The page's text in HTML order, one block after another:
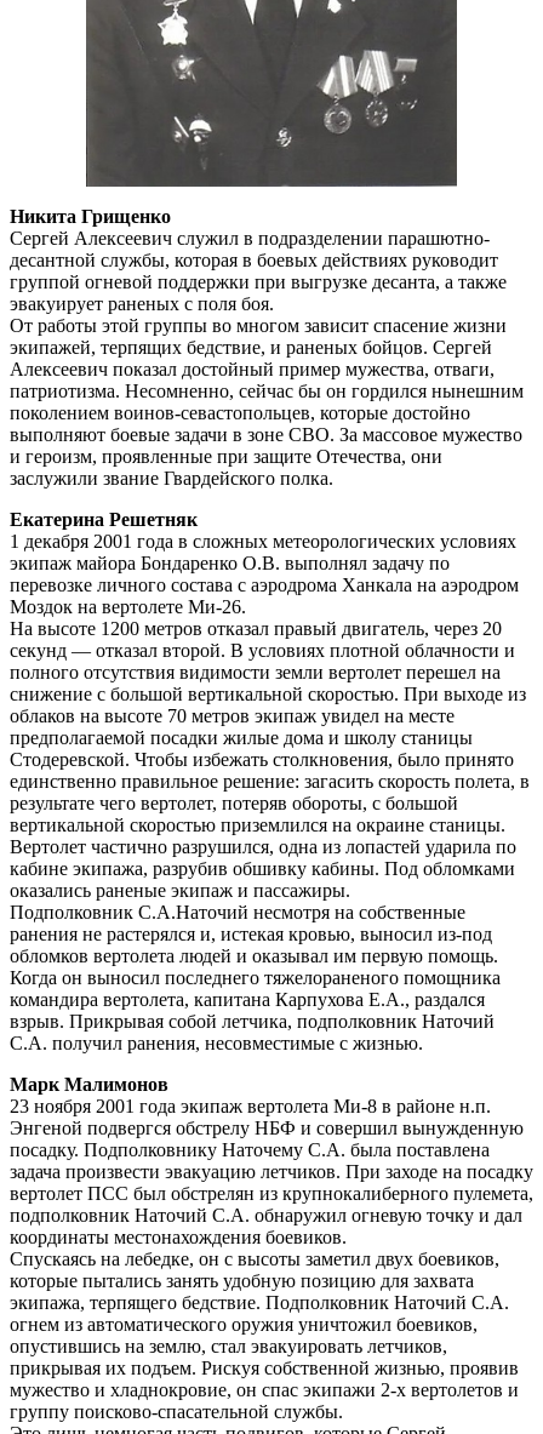
Никита Грищенко
Сергей Алексеевич служил в подразделении парашютно-
десантной службы, которая в боевых действиях руководит
группой огневой поддержки при выгрузке десанта, а также
эвакуирует раненых с поля боя.
От работы этой группы во многом зависит спасение жизни
экипажей, терпящих бедствие, и раненых бойцов. Сергей
Алексеевич показал достойный пример мужества, отваги,
патриотизма. Несомненно, сейчас бы он гордился нынешним
поколением воинов-севастопольцев, которые достойно
выполняют боевые задачи в зоне СВО. За массовое мужество
и героизм, проявленные при защите Отечества, они
заслужили звание Гвардейского полка.
Екатерина Решетняк
1 декабря 2001 года в сложных метеорологических условиях
экипаж майора Бондаренко О.В. выполнял задачу по
перевозке личного состава с аэродрома Ханкала на аэродром
Моздок на вертолете Ми-26.
На высоте 1200 метров отказал правый двигатель, через 20
секунд — отказал второй. В условиях плотной облачности и
полного отсутствия видимости земли вертолет перешел на
снижение с большой вертикальной скоростью. При выходе из
облаков на высоте 70 метров экипаж увидел на месте
предполагаемой посадки жилые дома и школу станицы
Стодеревской. Чтобы избежать столкновения, было принято
единственно правильное решение: загасить скорость полета, в
результате чего вертолет, потеряв обороты, с большой
вертикальной скоростью приземлился на окраине станицы.
Вертолет частично разрушился, одна из лопастей ударила по
кабине экипажа, разрубив обшивку кабины. Под обломками
оказались раненые экипаж и пассажиры.
Подполковник С.А.Наточий несмотря на собственные
ранения не растерялся и, истекая кровью, выносил из-под
обломков вертолета людей и оказывал им первую помощь.
Когда он выносил последнего тяжелораненого помощника
командира вертолета, капитана Карпухова Е.А., раздался
взрыв. Прикрывая собой летчика, подполковник Наточий
С.А. получил ранения, несовместимые с жизнью.
Марк Малимонов
23 ноября 2001 года экипаж вертолета Ми-8 в районе н.п.
Энгеной подвергся обстрелу НБФ и совершил вынужденную
посадку. Подполковнику Наточему С.А. была поставлена
задача произвести эвакуацию летчиков. При заходе на посадку
вертолет ПСС был обстрелян из крупнокалиберного пулемета,
подполковник Наточий С.А. обнаружил огневую точку и дал
координаты местонахождения боевиков.
Спускаясь на лебедке, он с высоты заметил двух боевиков,
которые пытались занять удобную позицию для захвата
экипажа, терпящего бедствие. Подполковник Наточий С.А.
огнем из автоматического оружия уничтожил боевиков,
опустившись на землю, стал эвакуировать летчиков,
прикрывая их подъем. Рискуя собственной жизнью, проявив
мужество и хладнокровие, он спас экипажи 2-х вертолетов и
группу поисково-спасательной службы.